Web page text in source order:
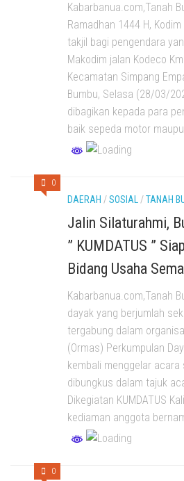
Kabarbanua.com,Tanah
Ramadhan 1444 H,
takjil bagi pengendara
Makodim jalan Kodeco
Kecamatan Simpang
Bumbu, Selasa (28/03/
dibagikan kepada para
baik sepeda motor
0
DAERAH /SOSIAL/TANAH
Jalin Silaturahmi,
” KUMDATUS ”
Bidang Usaha
Kabarbanua.com,Tanah
dayak yang berjumlah
tergabung dalam
(Ormas) Perkumpulan
kembali menggelar acara
dibungkus dalam tajuk
Dikegiatan KUMDATUS
kediaman anggota
0